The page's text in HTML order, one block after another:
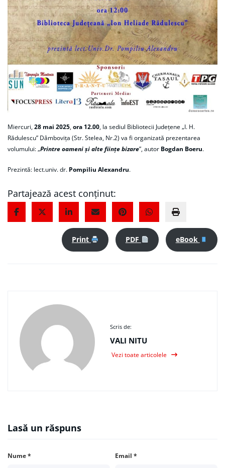
Miercuri,28 mai 2025,ora 12.00, la sediul Bibliotecii Judeţene „I. H.
Rădulescu” Dâmboviţa (Str. Stelea, Nr.2) va fi organizată prezentarea
volumului: „Printre oameni și alte ființe bizare”, autor Bogdan Boeru.
Prezintă: lect.univ. dr. Pompiliu Alexandru.
Partajează acest conținut:
Print PDF eBook
Scris de:
VALI NITU
Vezi toate articolele
Lasă un răspuns
Nume* Email *